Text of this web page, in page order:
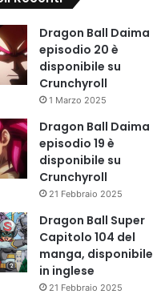
Dragon Ball Daima
episodio 20 è
disponibile su
Crunchyroll
1 Marzo 2025
Dragon Ball Daima
episodio 19 è
disponibile su
Crunchyroll
21 Febbraio 2025
Dragon Ball Super
Capitolo 104 del
manga, disponibile
in inglese
21 Febbraio 2025